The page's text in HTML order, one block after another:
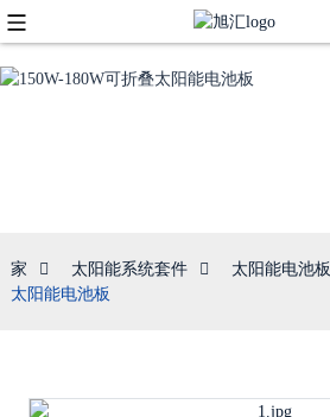
家 太阳能系统套件 太阳能电池板
太阳能电池板